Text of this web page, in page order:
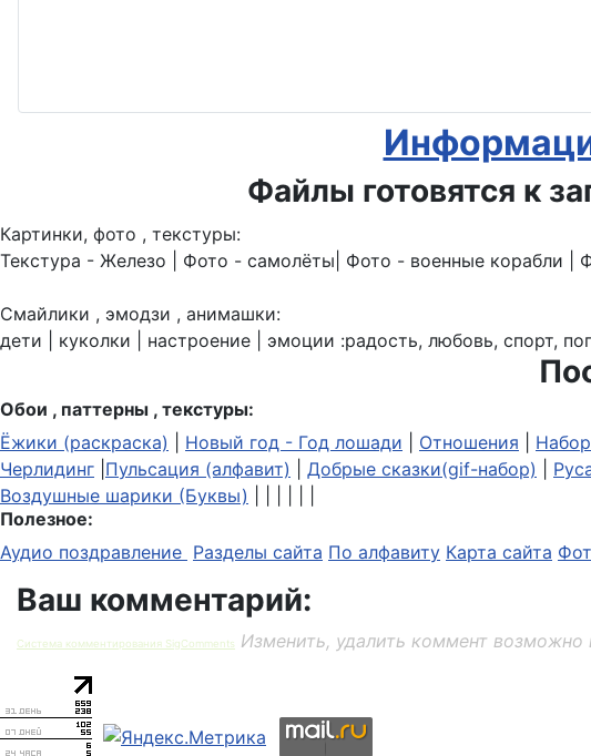
Файлы готовятся к
Картинки, фото , текстуры:
Текстура - Железо | Фото - самолёты| Фото - военные корабли |
Смайлики , эмодзи , анимашки:
дети | куколки | настроение | эмоции :радость, любовь, спорт,
Обои , паттерны , текстуры:
Ёжики (раскраска)
Новый год - Год лошади Отношения
Черлидинг Пульсация (алфавит) Добрые сказки(gif-набор)
Воздушные шарики (Буквы)
Полезное:
Аудио поздравление Разделы сайта По алфавиту Карта сайта
Ваш комментарий:
Система комментирования SigComments Изменить, удалить коммент возможно